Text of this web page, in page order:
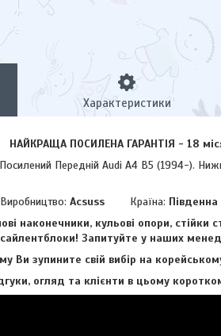
Характеристики
НАЙКРАЩА ПОСИЛЕНА ГАРАНТІЯ - 18
Передній Audi A4 B5 (1994-).
Виробництво: Acsuss Країна:
наконечники, кульові опори, стійки
сайлентблоки! Запитуйте у наших
Ви зупините свій вибір на
огляд та клієнти в цьому